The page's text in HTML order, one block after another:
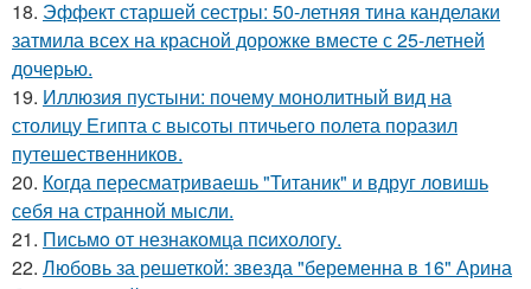
18. Эффект старшей сестры: 50-летняя тина канделаки
затмила всех на красной дорожке вместе с 25-летней
дочерью.
19. Иллюзия пустыни: почему монолитный вид на
столицу Египта с высоты птичьего полета поразил
путешественников.
20. Когда пересматриваешь "Титаник" и вдруг ловишь
себя на странной мысли.
21. Письмo от незнакомца пcихологу.
22. Любовь за решеткой: звезда "беременна в 16" Арина